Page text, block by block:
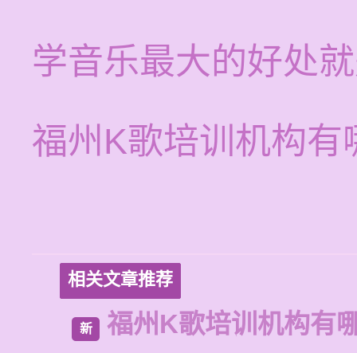
学音乐最大的好处
福州K歌培训机构有
相关文章推荐
新 福州K歌培训机构有